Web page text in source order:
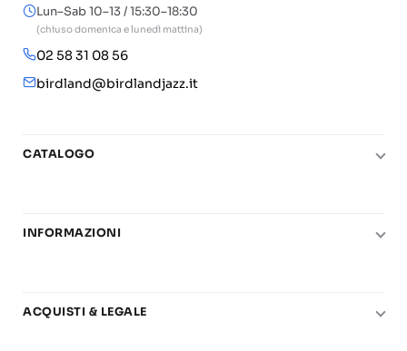
Lun–Sab 10–13 / 15:30–18:30
(chiuso domenica e lunedì mattina)
02 58 31 08 56
birdland@birdlandjazz.it
CATALOGO
Chitarra
Basi play-along
INFORMAZIONI
Carta del Docente
ACQUISTI & LEGALE